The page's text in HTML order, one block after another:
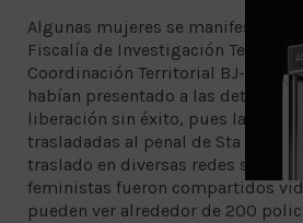
Algunas mujeres se manifestaron
Fiscalía de Investigación
Coordinación Territorial BJ-I y BJ-
habían presentado a las
liberación sin éxito, pues las
trasladadas al penal de Sta Martha
traslado en diversas redes
feministas fueron compartidos
pueden ver alrededor de 200